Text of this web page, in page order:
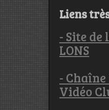
Liens
- Site
LONS
- Chaîne
Vidéo